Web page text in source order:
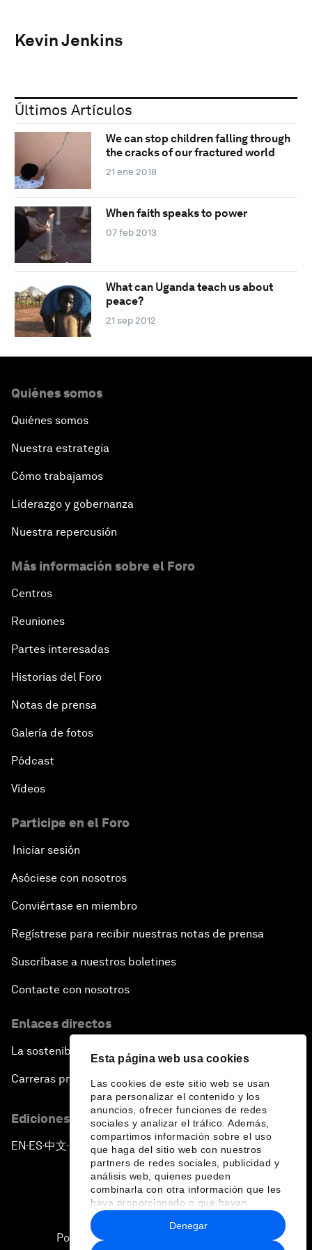
Esta página web usa cookies
Las cookies de este sitio web se usan
para personalizar el contenido y los
anuncios, ofrecer funciones de redes
sociales y analizar el tráfico. Además,
compartimos información sobre el uso
que haga del sitio web con nuestros
partners de redes sociales, publicidad y
análisis web, quienes pueden
combinarla con otra información que les
haya proporcionado o que hayan
recopilado a partir del uso que haya
hecho de sus servicios.
Denegar
Kevin Jenkins
Últimos Artículos
We can stop children falling through
the cracks of our fractured world
21 ene 2018
When faith speaks to power
07 feb 2013
What can Uganda teach us about
peace?
21 sep 2012
Quiénes somos
Quiénes somos
Nuestra estrategia
Cómo trabajamos
Liderazgo y gobernanza
Nuestra repercusión
Más información sobre el Foro
Centros
Reuniones
Partes interesadas
Historias del Foro
Notas de prensa
Galería de fotos
Pódcast
Vídeos
Participe en el Foro
Iniciar sesión
Asóciese con nosotros
Conviértase en miembro
Regístrese para recibir nuestras notas de prensa
Suscríbase a nuestros boletines
Contacte con nosotros
Enlaces directos
La sostenibilidad en el Foro
Carreras profesionales
Ediciones en otros idiomas
EN ▪ ES▪中文▪ 日本語
Política de privacidad y normas de uso